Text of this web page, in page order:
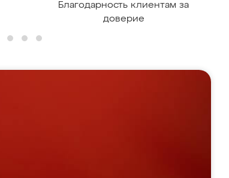
Благодарность клиентам за
доверие